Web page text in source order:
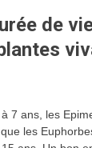
de
7 ans, les
les